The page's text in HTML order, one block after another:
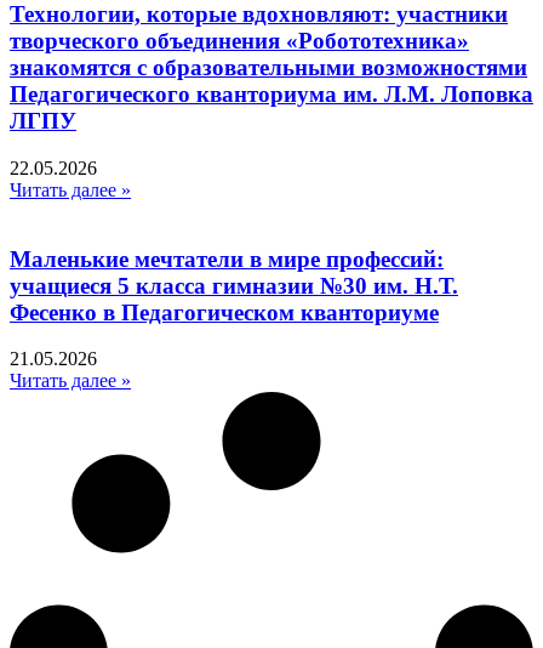
Технологии, которые вдохновляют: участники
творческого объединения «Робототехника»
знакомятся с образовательными возможностями
Педагогического кванториума им. Л.М. Лоповка
ЛГПУ
22.05.2026
Читать далее »
Маленькие мечтатели в мире профессий:
учащиеся 5 класса гимназии №30 им. Н.Т.
Фесенко в Педагогическом кванториуме
21.05.2026
Читать далее »